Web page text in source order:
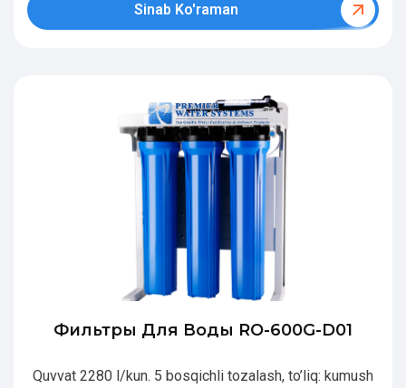
Sinab Ko'raman
Фильтры Для Воды RO-600G-D01
Quvvat 2280 l/kun. 5 bosqichli tozalash, to’liq: kumush